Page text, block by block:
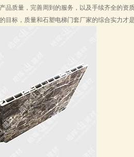
品质量，完善周到的服务，以及手续齐全的资
标，质量和石塑电梯门套厂家的综合实力才是